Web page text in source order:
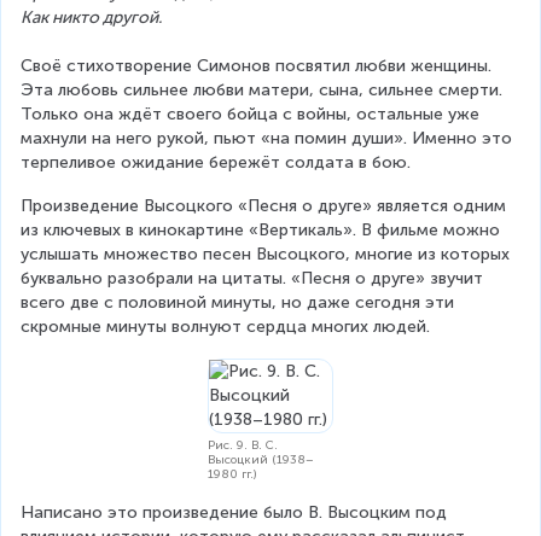
Как никто другой.
Своё стихотворение Симонов посвятил любви женщины.
Эта любовь сильнее любви матери, сына, сильнее смерти.
Только она ждёт своего бойца с войны, остальные уже
махнули на него рукой, пьют «на помин души». Именно это
терпеливое ожидание бережёт солдата в бою.
Произведение Высоцкого «Песня о друге» является одним
из ключевых в кинокартине «Вертикаль». В фильме можно
услышать множество песен Высоцкого, многие из которых
буквально разобрали на цитаты. «Песня о друге» звучит
всего две с половиной минуты, но даже сегодня эти
скромные минуты волнуют сердца многих людей.
Рис. 9. В. С.
Высоцкий (1938–
1980 гг.)
Написано это произведение было В. Высоцким под